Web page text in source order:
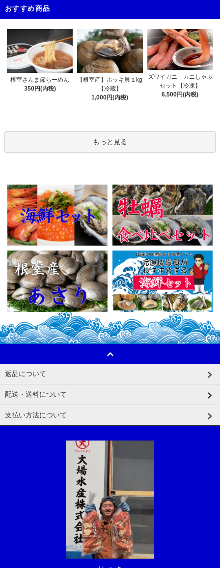
おすすめ商品
根室さんま節らーめん
350円(内税)
【根室産】ホッキ貝１kg
【冷蔵】
1,000円(内税)
ズワイガニ カニしゃぶ
セット【冷凍】
6,500円(内税)
もっと見る
返品について
配送・送料について
支払い方法について